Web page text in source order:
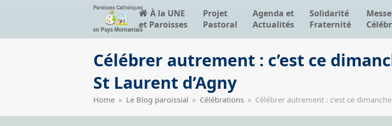
À la UNE
et Paroisses
Projet
Pastoral
Agenda et
Actualités
Solidarité
Fraternité
Célébrer autrement : c’est ce
St Laurent d’Agny
Home » Le Blog paroissial » Célébrations » Célébrer autrement : c’est ce